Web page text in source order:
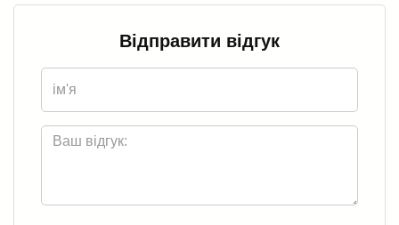
Відправити відгук